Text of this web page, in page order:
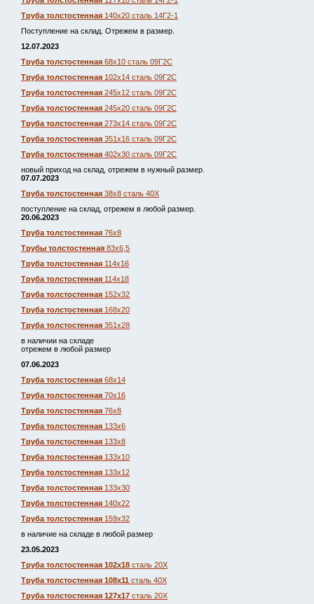
Труба толстостенная 140х20 сталь 14Г2-1
Поступление на склад. Отрежем в размер.
12.07.2023
Труба толстостенная 68х10 сталь 09Г2С
Труба толстостенная 102х14 сталь 09Г2С
Труба толстостенная 245х12 сталь 09Г2С
Труба толстостенная 245х20 сталь 09Г2С
Труба толстостенная 273х14 сталь 09Г2С
Труба толстостенная 351х16 сталь 09Г2С
Труба толстостенная 402х30 сталь 09Г2С
новый приход на склад, отрежем в нужный размер.
07.07.2023
Труба толстостенная 38х8 сталь 40Х
поступление на склад, отрежем в любой размер.
20.06.2023
Труба толстостенная 76х8
Трубы толстостенная 83х6,5
Труба толстостенная 114х16
Труба толстостенная 114х18
Труба толстостенная 152х32
Труба толстостенная 168х20
Труба толстостенная 351х28
в наличии на складе
отрежем в любой размер
07.06.2023
Труба толстостенная 68х14
Труба толстостенная 70х16
Труба толстостенная 76х8
Труба толстостенная 133х6
Труба толстостенная 133х8
Труба толстостенная 133х10
Труба толстостенная 133х12
Труба толстостенная 133х30
Труба толстостенная 140х22
Труба толстостенная 159х32
в наличие на складе в любой размер
23.05.2023
Труба толстостенная 102х18 сталь 20Х
Труба толстостенная 108х11 сталь 40Х
Труба толстостенная 127х17 сталь 20Х